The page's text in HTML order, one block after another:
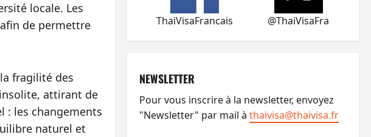
locale. Les
de permettre
fragilité des
attirant de
: les changements
naturel et
ThaiVisaFrancais @ThaiVisaFra
NEWSLETTER
Pour vous inscrire à la newsletter, envoyez
"Newsletter" par mail à thaivisa@thaivisa.fr